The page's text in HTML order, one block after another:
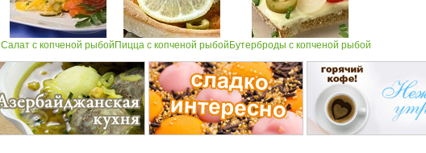
Салат с копченой рыбой Пицца с копченой рыбой Бутерброды с копченой рыбой